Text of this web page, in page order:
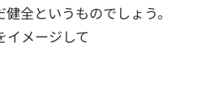
全というものでしょう。
イメージして